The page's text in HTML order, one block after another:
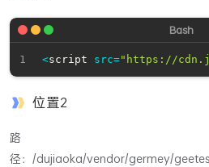
<script src="https://
位置2
路
径：/dujiaoka/vendor/germey/